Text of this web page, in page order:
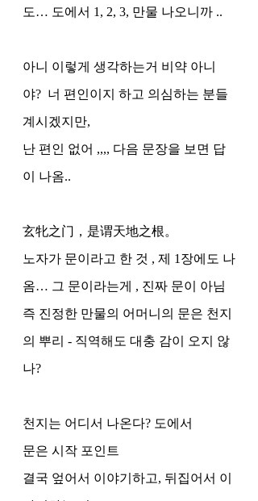
도… 도에서 1, 2, 3, 만물 나오니까 ..
아니 이렇게 생각하는거 비약 아니
야?  너 편인이지 하고 의심하는 분들
계시겠지만,
난 편인 없어 ,,,, 다음 문장을 보면 답
이 나옴..
玄牝之门，是谓天地之根。
노자가 문이라고 한 것 , 제 1장에도 나
옴… 그 문이라는게 , 진짜 문이 아님
즉 진정한 만물의 어머니의 문은 천지
의 뿌리 - 직역해도 대충 감이 오지 않
나?
천지는 어디서 나온다? 도에서
문은 시작 포인트
결국 엎어서 이야기하고, 뒤집어서 이